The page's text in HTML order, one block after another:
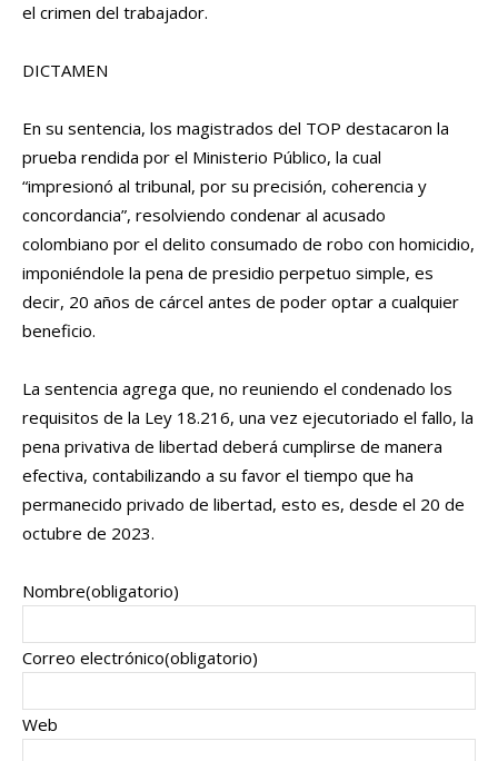
el crimen del trabajador.
DICTAMEN
En su sentencia, los magistrados del TOP destacaron la
prueba rendida por el Ministerio Público, la cual
“impresionó al tribunal, por su precisión, coherencia y
concordancia”, resolviendo condenar al acusado
colombiano por el delito consumado de robo con homicidio,
imponiéndole la pena de presidio perpetuo simple, es
decir, 20 años de cárcel antes de poder optar a cualquier
beneficio.
La sentencia agrega que, no reuniendo el condenado los
requisitos de la Ley 18.216, una vez ejecutoriado el fallo, la
pena privativa de libertad deberá cumplirse de manera
efectiva, contabilizando a su favor el tiempo que ha
permanecido privado de libertad, esto es, desde el 20 de
octubre de 2023.
Nombre(obligatorio)
Correo electrónico(obligatorio)
Web